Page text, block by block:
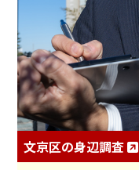
文京区の身辺調査